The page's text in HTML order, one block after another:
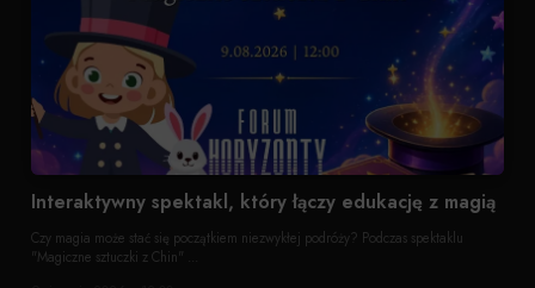
Interaktywny spektakl, który łączy edukację z magią
Czy magia może stać się początkiem niezwykłej podróży? Podczas spektaklu
"Magiczne sztuczki z Chin" ...